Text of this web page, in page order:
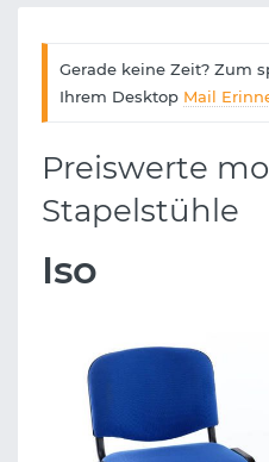
Gerade keine Zeit? Zum
Ihrem Desktop Mail
Preiswerte
Stapelstühle
Iso